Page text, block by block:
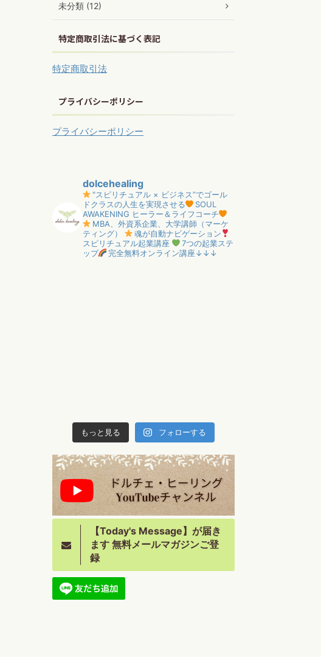
未分類 (12)
特定商取引法に基づく表記
特定商取引法
プライバシーポリシー
プライバシーポリシー
dolcehealing
"スピリチュアル × ビジネス”でゴール
ドクラスの人生を実現させる
SOUL
AWAKENING ヒーラー＆ライフコーチ
MBA、外資系企業、大学講師（マーケ
ティング）
魂が自動ナビゲーション
スピリチュアル起業講座
7つの起業ステ
ップ
完全無料オンライン講座↓↓↓
もっと見る フォローする
【Today's Message】が届き
ます 無料メールマガジンご登
録